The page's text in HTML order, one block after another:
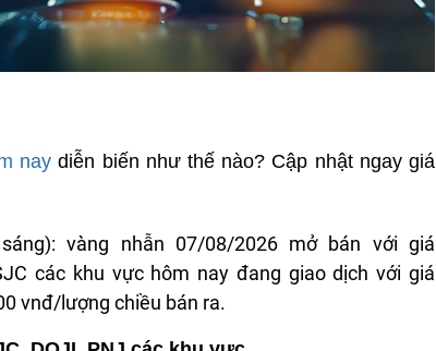
nay diễn biến như thế nào? Cập nhật ngay giá
vàng nhẫn 07/08/2026 mở bán với giá
các khu vực hôm nay đang giao dịch với giá
vnđ/lượng chiều bán ra.